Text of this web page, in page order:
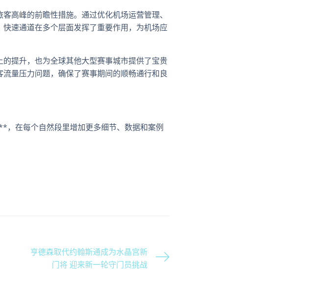
高峰的前瞻性措施。通过优化机场运营管理、
速通道在多个层面发挥了重要作用，为机场应
提升，也为全球其他大型赛事城市提供了宝贵
量压力问题，确保了赛事期间的顺畅通行和良
在每个自然段里增加更多细节、数据和案例
亨德森取代约翰斯通成为水晶宫新
门将 迎来新一轮守门员挑战